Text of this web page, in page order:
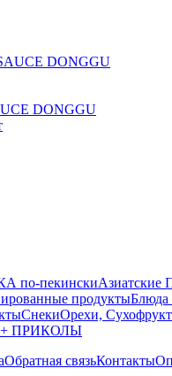
DONGGU
по-пекинскиАзиатские
продуктыБлюда
СнекиОрехи,
ПРИКОЛЫ
Обратная связьКонтакты